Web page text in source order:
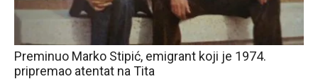
Preminuo Marko Stipić, emigrant koji je 1974.
pripremao atentat na Tita